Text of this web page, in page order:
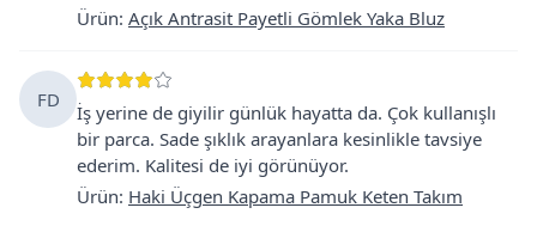
Ürün: Açık Antrasit Payetli Gömlek Yaka Bluz
FD
İş yerine de giyilir günlük hayatta da. Çok kullanışlı
bir parca. Sade şıklık arayanlara kesinlikle tavsiye
ederim. Kalitesi de iyi görünüyor.
Ürün: Haki Üçgen Kapama Pamuk Keten Takım